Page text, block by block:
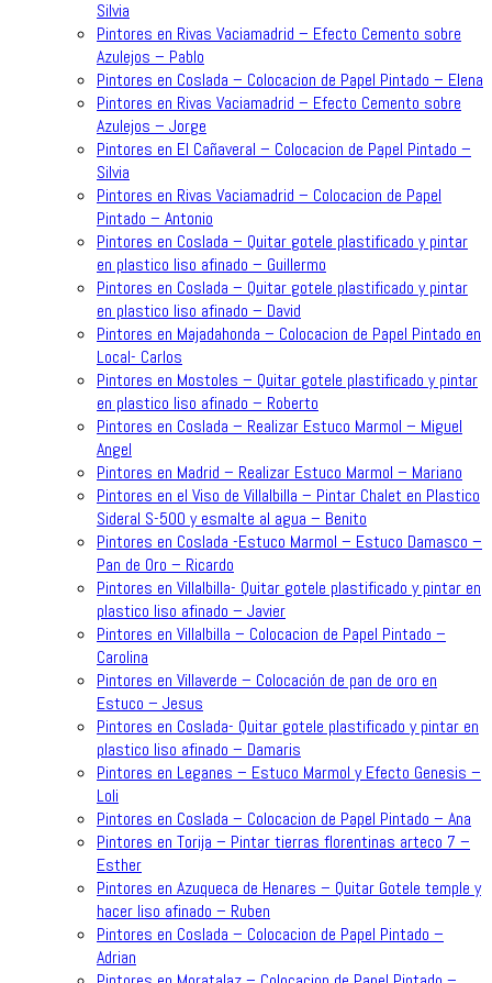
Silvia
Pintores en Rivas Vaciamadrid – Efecto Cemento sobre
Azulejos – Pablo
Pintores en Coslada – Colocacion de Papel Pintado – Elena
Pintores en Rivas Vaciamadrid – Efecto Cemento sobre
Azulejos – Jorge
Pintores en El Cañaveral – Colocacion de Papel Pintado –
Silvia
Pintores en Rivas Vaciamadrid – Colocacion de Papel
Pintado – Antonio
Pintores en Coslada – Quitar gotele plastificado y pintar
en plastico liso afinado – Guillermo
Pintores en Coslada – Quitar gotele plastificado y pintar
en plastico liso afinado – David
Pintores en Majadahonda – Colocacion de Papel Pintado en
Local- Carlos
Pintores en Mostoles – Quitar gotele plastificado y pintar
en plastico liso afinado – Roberto
Pintores en Coslada – Realizar Estuco Marmol – Miguel
Angel
Pintores en Madrid – Realizar Estuco Marmol – Mariano
Pintores en el Viso de Villalbilla – Pintar Chalet en Plastico
Sideral S-500 y esmalte al agua – Benito
Pintores en Coslada -Estuco Marmol – Estuco Damasco –
Pan de Oro – Ricardo
Pintores en Villalbilla- Quitar gotele plastificado y pintar en
plastico liso afinado – Javier
Pintores en Villalbilla – Colocacion de Papel Pintado –
Carolina
Pintores en Villaverde – Colocación de pan de oro en
Estuco – Jesus
Pintores en Coslada- Quitar gotele plastificado y pintar en
plastico liso afinado – Damaris
Pintores en Leganes – Estuco Marmol y Efecto Genesis –
Loli
Pintores en Coslada – Colocacion de Papel Pintado – Ana
Pintores en Torija – Pintar tierras florentinas arteco 7 –
Esther
Pintores en Azuqueca de Henares – Quitar Gotele temple y
hacer liso afinado – Ruben
Pintores en Coslada – Colocacion de Papel Pintado –
Adrian